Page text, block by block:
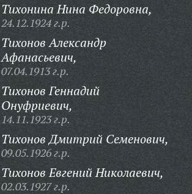
Тихонина Нина Федоровна,
24.12.1924 г.р.
Тихонов Александр
Афанасьевич,
07.04.1913 г.р.
Тихонов Геннадий
Онуфриевич,
14.11.1923 г.р.
Тихонов Дмитрий Семенович,
09.05.1926 г.р.
Тихонов Евгений Николаевич,
02.03.1927 г.р.